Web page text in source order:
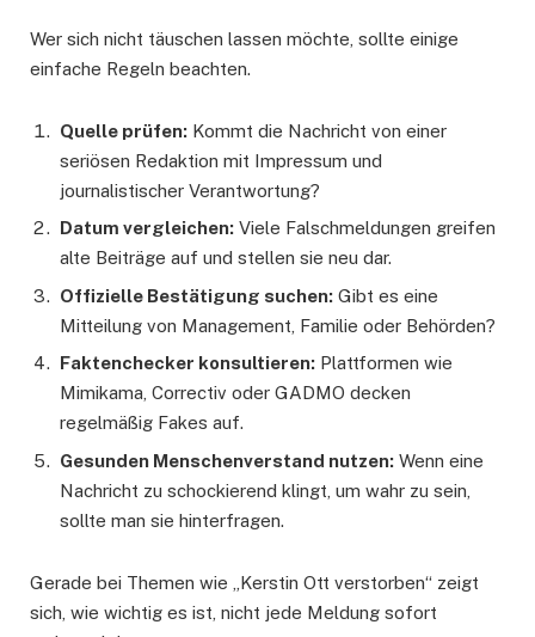
Wer sich nicht täuschen lassen möchte, sollte einige
einfache Regeln beachten.
Quelle prüfen: Kommt die Nachricht von einer
seriösen Redaktion mit Impressum und
journalistischer Verantwortung?
Datum vergleichen: Viele Falschmeldungen greifen
alte Beiträge auf und stellen sie neu dar.
Offizielle Bestätigung suchen: Gibt es eine
Mitteilung von Management, Familie oder Behörden?
Faktenchecker konsultieren: Plattformen wie
Mimikama, Correctiv oder GADMO decken
regelmäßig Fakes auf.
Gesunden Menschenverstand nutzen: Wenn eine
Nachricht zu schockierend klingt, um wahr zu sein,
sollte man sie hinterfragen.
Gerade bei Themen wie „Kerstin Ott verstorben“ zeigt
sich, wie wichtig es ist, nicht jede Meldung sofort